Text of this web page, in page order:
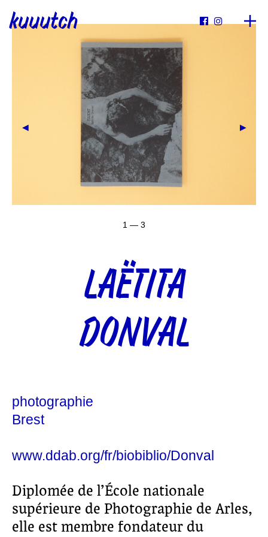
kuuutch  
1 — 3
LAËTITA
DONVAL
photographie
Brest
www.ddab.org/fr/biobiblio/Donval
Diplomée de l’École nationale
supérieure de Photographie de Arles,
elle est membre fondateur du